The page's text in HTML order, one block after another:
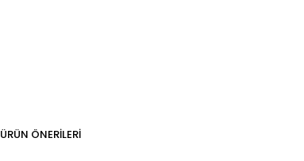
ÜRÜN ÖNERILERI